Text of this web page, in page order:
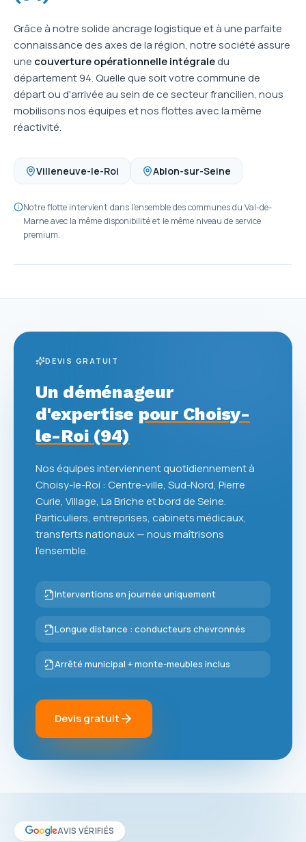
Grâce à notre solide ancrage logistique et à une parfaite
connaissance des axes de la région, notre société assure
une couverture opérationnelle intégraledu
département 94. Quelle que soit votre commune de
départ ou d'arrivée au sein de ce secteur francilien, nous
mobilisons nos équipes et nos flottes avec la même
réactivité.
Villeneuve-le-Roi Ablon-sur-Seine
Notre flotte intervient dans l'ensemble des communes du Val-de-
Marne avec la même disponibilité et le même niveau de service
premium.
DEVIS GRATUIT
Un déménageur
d'expertise pour Choisy-
le-Roi (94)
Nos équipes interviennent quotidiennement à
Choisy-le-Roi : Centre-ville, Sud-Nord, Pierre
Curie, Village, La Briche et bord de Seine.
Particuliers, entreprises, cabinets médicaux,
transferts nationaux — nous maîtrisons
l'ensemble.
Interventions en journée uniquement
Longue distance : conducteurs chevronnés
Arrêté municipal + monte-meubles inclus
Devis gratuit
AVIS VÉRIFIÉS